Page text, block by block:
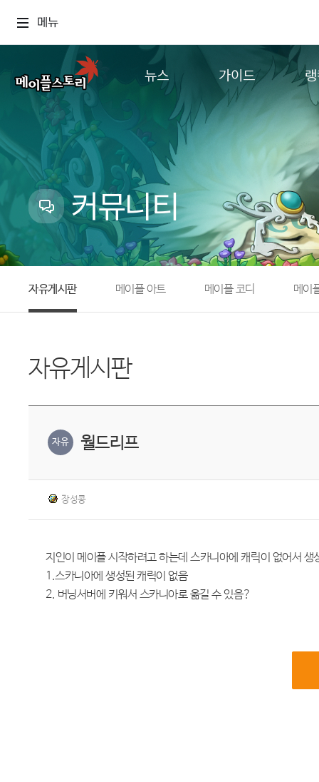
메뉴
뉴스
업데이트
이벤트
캐시샵 공지
메이플 알림판
with maple
가이드
추가정보
컨텐
커뮤니티
자유게시판 메이플 아트 메이플 코디 메이
자유게시판
자유 월드리프
장성콩
지인이 메이플 시작하려고 하는데 스카니아에 캐릭이 없어서
1.스카니아에 생성된 캐릭이 없음
2. 버닝서버에 키워서 스카니아로 옮길 수 있음?